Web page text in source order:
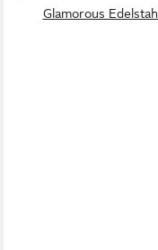
Glamorous Edelstahl